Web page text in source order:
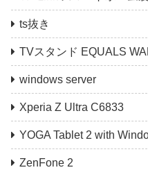
ts抜き
TVスタンド EQUALS
windows server
Xperia Z Ultra C6833
YOGA Tablet 2 with
ZenFone 2